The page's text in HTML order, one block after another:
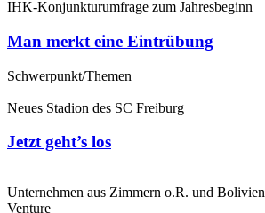
IHK-Konjunkturumfrage zum Jahresbeginn
Man merkt eine Eintrübung
Schwerpunkt/Themen
Neues Stadion des SC Freiburg
Jetzt geht’s los
Unternehmen aus Zimmern o.R. und
Venture